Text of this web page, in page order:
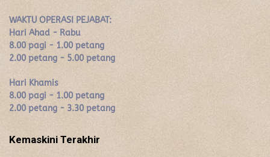
WAKTU OPERASI PEJABAT:
Hari Ahad - Rabu
8.00 pagi - 1.00 petang
2.00 petang - 5.00 petang
Hari Khamis
8.00 pagi - 1.00 petang
2.00 petang - 3.30 petang
Kemaskini Terakhir